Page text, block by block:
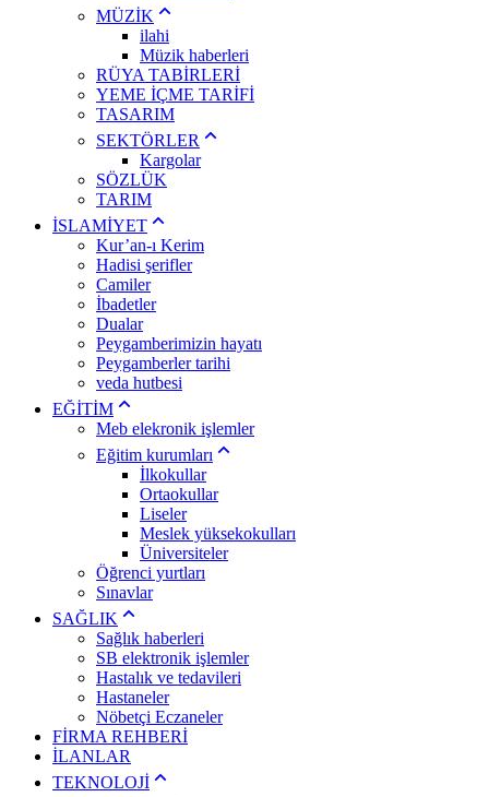
MÜZİK
ilahi
Müzik haberleri
RÜYA TABİRLERİ
YEME İÇME TARİFİ
TASARIM
SEKTÖRLER
Kargolar
SÖZLÜK
TARIM
İSLAMİYET
Kur’an-ı Kerim
Hadisi şerifler
Camiler
İbadetler
Dualar
Peygamberimizin hayatı
Peygamberler tarihi
veda hutbesi
EĞİTİM
Meb elekronik işlemler
Eğitim kurumları
İlkokullar
Ortaokullar
Liseler
Meslek yüksekokulları
Üniversiteler
Öğrenci yurtları
Sınavlar
SAĞLIK
Sağlık haberleri
SB elektronik işlemler
Hastalık ve tedavileri
Hastaneler
Nöbetçi Eczaneler
FİRMA REHBERİ
İLANLAR
TEKNOLOJİ